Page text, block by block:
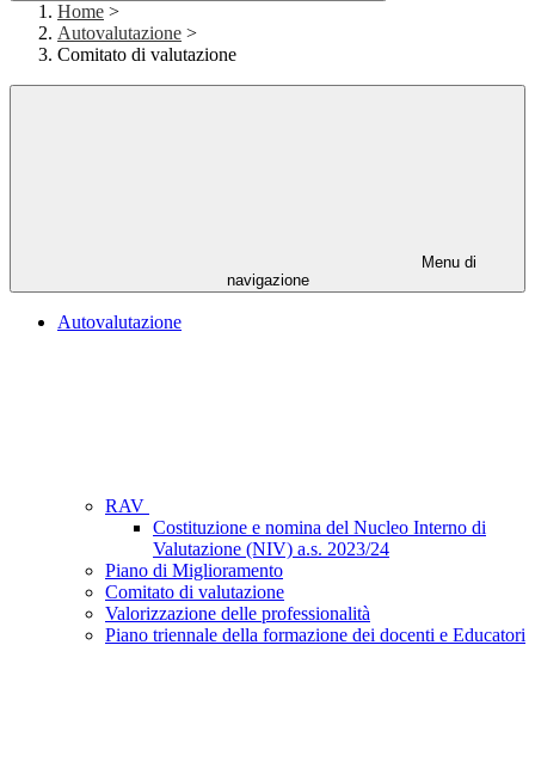
Home >
Autovalutazione >
Comitato di valutazione
Menu di
navigazione
Autovalutazione
RAV
Costituzione e nomina del Nucleo Interno di
Valutazione (NIV) a.s. 2023/24
Piano di Miglioramento
Comitato di valutazione
Valorizzazione delle professionalità
Piano triennale della formazione dei docenti e Educatori